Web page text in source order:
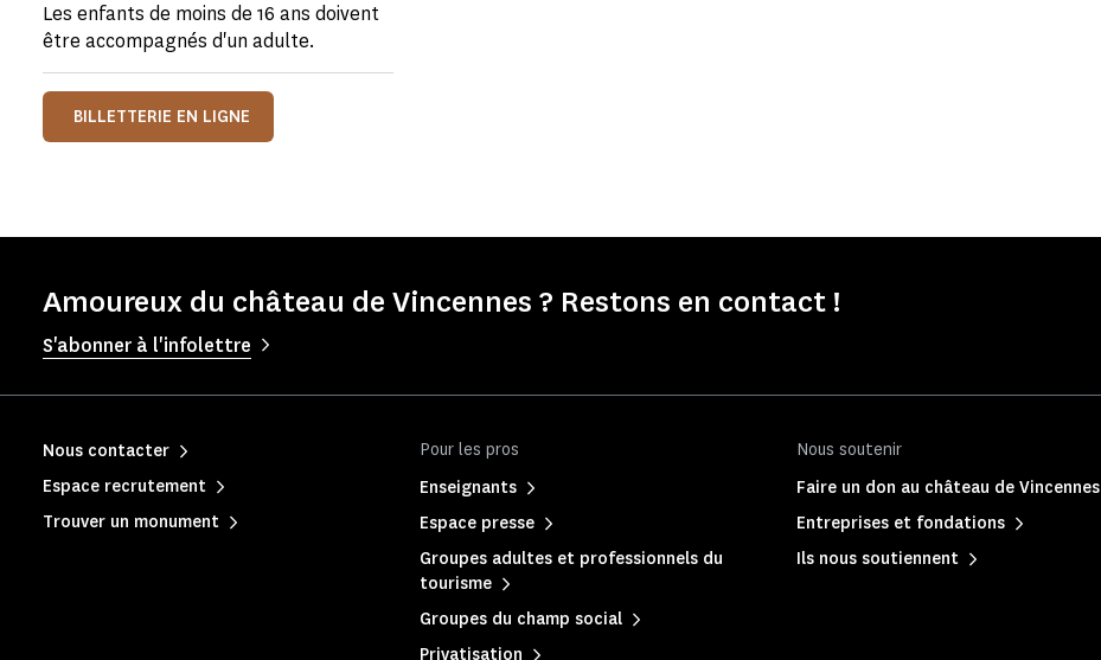
Les enfants de moins de 16 ans doivent
être accompagnés d'un adulte.
BILLETTERIE EN LIGNE
Amoureux du château de Vincennes ? Restons en contact !
S'abonner à l'infolettre
Pour les pros
Enseignants
Espace presse
Groupes adultes et professionnels du
tourisme
Groupes du champ social
Privatisation
Nous soutenir
Faire un don au château de Vincennes
Entreprises et fondations
Ils nous soutiennent
Nous contacter
Espace recrutement
Trouver un monument